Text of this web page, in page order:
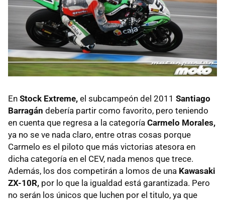
En Stock Extreme, el subcampeón del 2011 Santiago
Barragán debería partir como favorito, pero teniendo
en cuenta que regresa a la categoría Carmelo Morales,
ya no se ve nada claro, entre otras cosas porque
Carmelo es el piloto que más victorias atesora en
dicha categoría en el CEV, nada menos que trece.
Además, los dos competirán a lomos de una Kawasaki
ZX-10R, por lo que la igualdad está garantizada. Pero
no serán los únicos que luchen por el titulo, ya que